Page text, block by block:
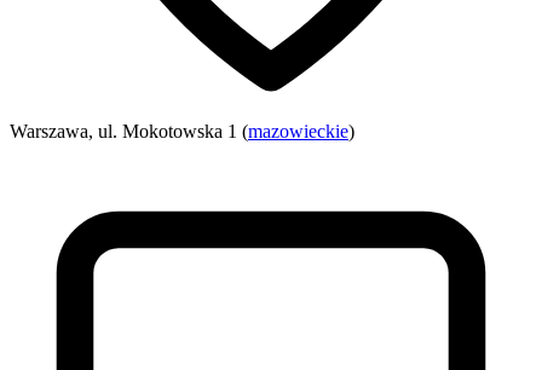
Warszawa, ul. Mokotowska 1 (mazowieckie)